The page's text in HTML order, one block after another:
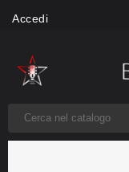
Accedi